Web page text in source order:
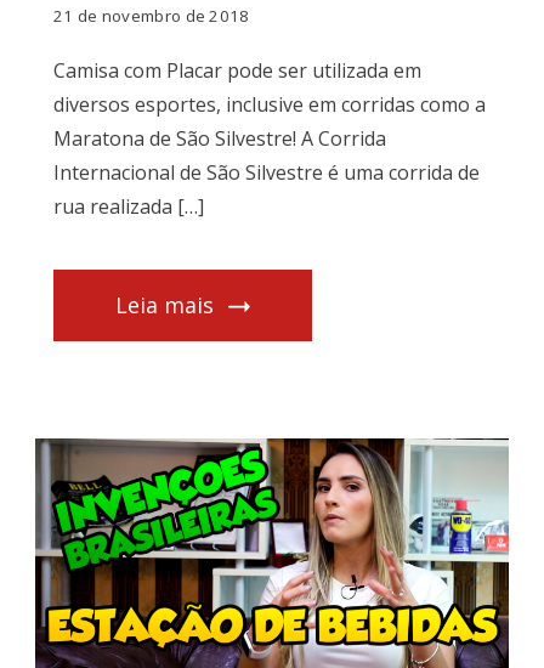
21 de novembro de 2018
Camisa com Placar pode ser utilizada em
diversos esportes, inclusive em corridas como a
Maratona de São Silvestre! A Corrida
Internacional de São Silvestre é uma corrida de
rua realizada […]
Leia mais